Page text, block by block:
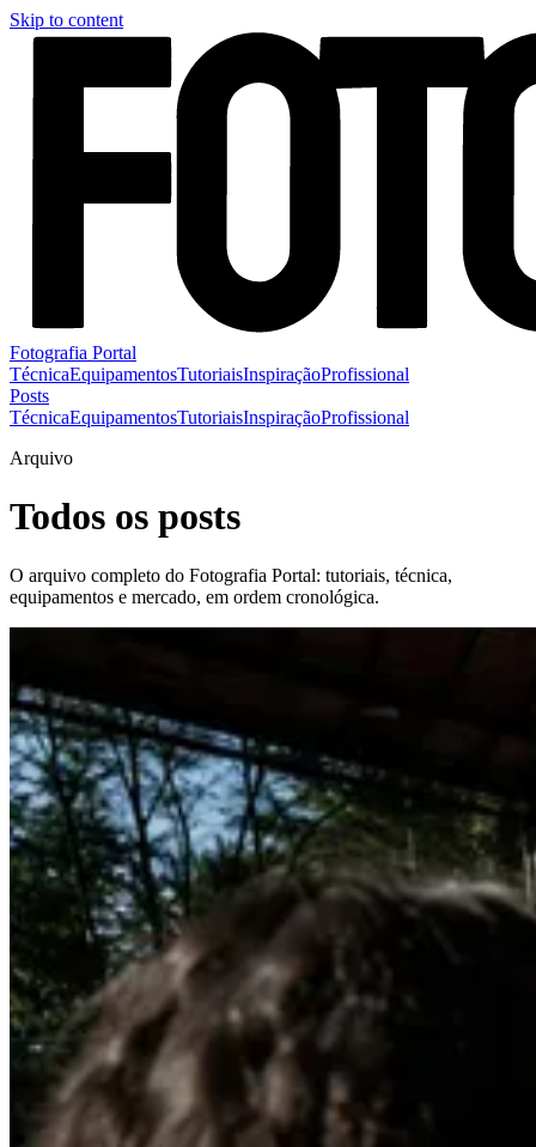
Skip to content
Fotografia Portal
TécnicaEquipamentosTutoriaisInspiraçãoProfissional
Posts
TécnicaEquipamentosTutoriaisInspiraçãoProfissional
Arquivo
Todos os posts
O arquivo completo do Fotografia Portal: tutoriais, técnica,
equipamentos e mercado, em ordem cronológica.